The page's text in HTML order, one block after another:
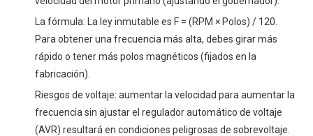
La fórmula: La ley inmutable es F = (RPM × Polos) / 120.
Para obtener una frecuencia más alta, debes girar más
rápido o tener más polos magnéticos (fijados en la
fabricación).
Riesgos de voltaje: aumentar la velocidad para aumentar la
frecuencia sin ajustar el regulador automático de voltaje
(AVR) resultará en condiciones peligrosas de sobrevoltaje.